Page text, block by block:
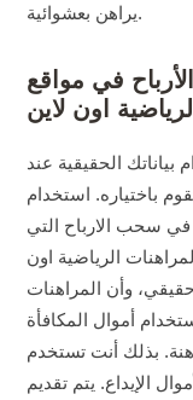
يراهن بعشوائية.
في مواقع
اون لاين
بياناتك الحقيقية عند
باختياره. استخدام
في سحب الارباح التي
الرياضية اون
وأن المراهنات
أموال المكافأة
بذلك أنت تستخدم
الإيداع. يتم تقديم